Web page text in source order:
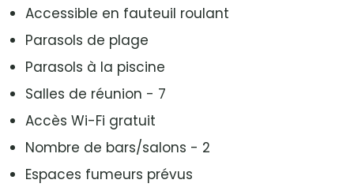
Accessible en fauteuil roulant
Parasols de plage
Parasols à la piscine
Salles de réunion - 7
Accès Wi-Fi gratuit
Nombre de bars/salons - 2
Espaces fumeurs prévus